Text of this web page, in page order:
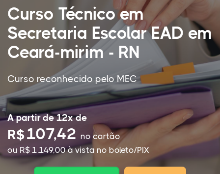
Curso Técnico em
Secretaria Escolar EAD em
Ceará-mirim - RN
Curso reconhecido pelo MEC
A partir de 12x de
R$107,42 no cartão
ou R$ 1.149,00 à vista no boleto/PIX